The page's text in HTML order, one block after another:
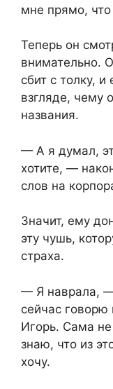
мне прямо,
Теперь он
внимательно.
сбит с толку,
взгляде, чему
названия.
— А я думал,
хотите, —
слов на
Значит, ему
эту чушь,
страха.
— Я наврала,
сейчас
Игорь. Сама
знаю, что из
хочу.